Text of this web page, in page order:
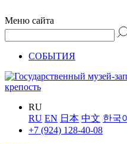
Меню сайта
СОБЫТИЯ
RU
RU EN 日本 中文 한국
+7 (924) 128-40-08